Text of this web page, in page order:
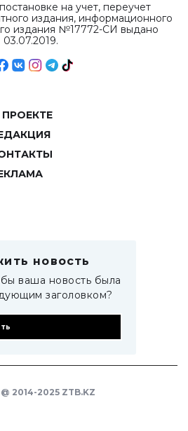
на учет, переучет
издания, информационного
издания №17772-СИ выдано
03.07.2019.
новость
ваша новость была
заголовком?
2014-2025 ZTB.KZ